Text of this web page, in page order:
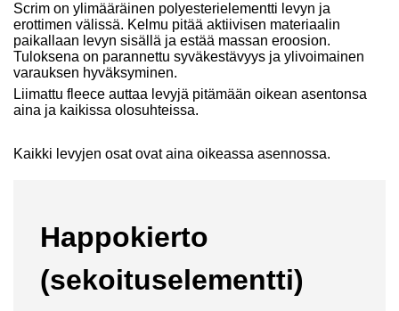
Scrim on ylimääräinen polyesterielementti levyn ja
erottimen välissä. Kelmu pitää aktiivisen materiaalin
paikallaan levyn sisällä ja estää massan eroosion.
Tuloksena on parannettu syväkestävyys ja ylivoimainen
varauksen hyväksyminen.
Liimattu fleece auttaa levyjä pitämään oikean asentonsa
aina ja kaikissa olosuhteissa.
Kaikki levyjen osat ovat aina oikeassa asennossa.
Happokierto
(sekoituselementti)